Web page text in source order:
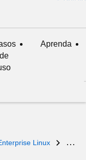
de
Aprenda
Linux